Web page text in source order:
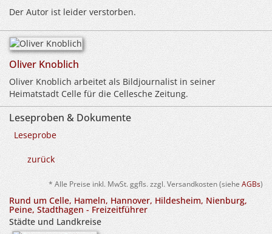
Der Autor ist leider verstorben.
Oliver Knoblich
Oliver Knoblich arbeitet als Bildjournalist in seiner
Heimatstadt Celle für die Cellesche Zeitung.
Leseproben & Dokumente
Leseprobe
zurück
* Alle Preise inkl. MwSt. ggfls. zzgl. Versandkosten (siehe AGBs)
Rund um Celle, Hameln, Hannover, Hildesheim, Nienburg,
Peine, Stadthagen - Freizeitführer
Städte und Landkreise